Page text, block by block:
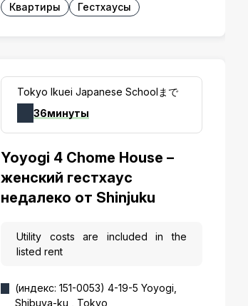
Квартиры Гестхаусы
Tokyo Ikuei Japanese Schoolまで
36минуты
Yoyogi 4 Chome House –
женский гестхаус
недалеко от Shinjuku
Utility costs are included in the
listed rent
(индекс: 151-0053) 4-19-5 Yoyogi,
Shibuya-ku , Tokyo